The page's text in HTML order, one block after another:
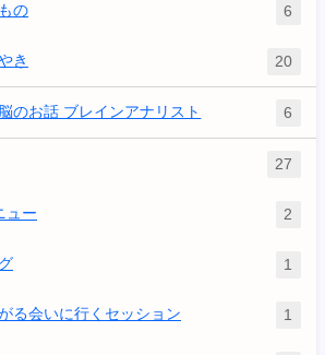
の 6
き 20
のお話 ブレインアナリスト 6
27
ュー 2
1
会いに行くセッション 1